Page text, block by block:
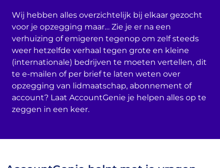
Wij hebben alles overzichtelijk bij elkaar gezocht
voor je opzegging maar… Zie je er na een
verhuizing of emigeren tegenop om zelf steeds
weer hetzelfde verhaal tegen grote en kleine
(internationale) bedrijven te moeten vertellen, dit
te e-mailen of per brief te laten weten over
opzegging van lidmaatschap, abonnement of
account? Laat AccountGenie je helpen alles op te
zeggen in een keer.